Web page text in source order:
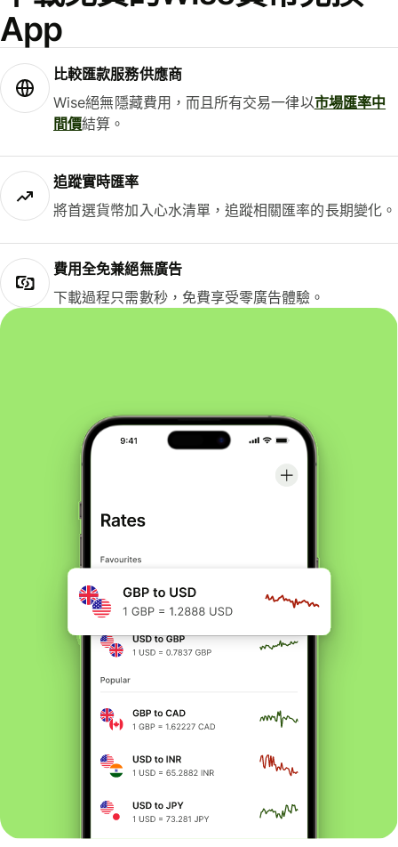
App
比較匯款服務供應商
Wise絕無隱藏費用，而且所有交易一律以市場匯率中
間價結算。
追蹤實時匯率
將首選貨幣加入心水清單，追蹤相關匯率的長期變化。
費用全免兼絕無廣告
下載過程只需數秒，免費享受零廣告體驗。